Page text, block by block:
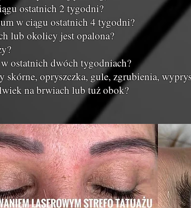
ostatnich 2 tygodni?
w ciągu ostatnich 4 tygodni?
lub okolicy jest opalona?
ostatnich dwóch tygodniach?
skórne, opryszczka, gule, zgrubienia,
na brwiach lub tuż obok?